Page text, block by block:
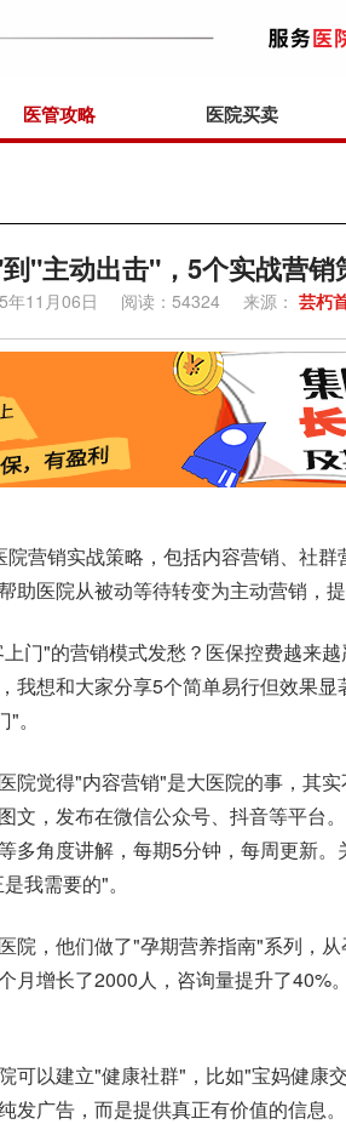
医管攻略 医院买卖
"主动出击"，5个实战营销
年11月06日 阅读：54324 来源： 芸朽
院营销实战策略，包括内容营销、社
助医院从被动等待转变为主动营销，提
"的营销模式发愁？医保控费越来越
我想和大家分享5个简单易行但效果
。
院觉得"内容营销"是大医院的事，其
文，发布在微信公众号、抖音等平台
多角度讲解，每期5分钟，每周更新
我需要的"。
，他们做了"孕期营养指南"系列，从
月增长了2000人，咨询量提升了40%
可以建立"健康社群"，比如"宝妈健康
发广告，而是提供真正有价值的信息